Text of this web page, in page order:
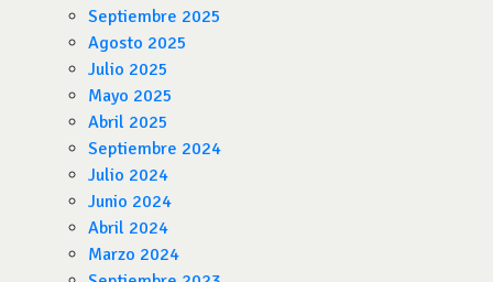
Septiembre 2025
Agosto 2025
Julio 2025
Mayo 2025
Abril 2025
Septiembre 2024
Julio 2024
Junio 2024
Abril 2024
Marzo 2024